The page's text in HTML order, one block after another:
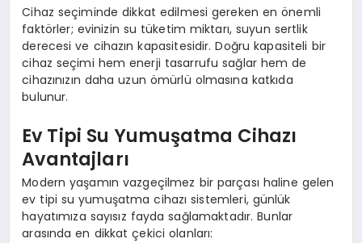
Cihaz seçiminde dikkat edilmesi gereken en önemli
faktörler; evinizin su tüketim miktarı, suyun sertlik
derecesi ve cihazın kapasitesidir. Doğru kapasiteli bir
cihaz seçimi hem enerji tasarrufu sağlar hem de
cihazınızın daha uzun ömürlü olmasına katkıda
bulunur.
Ev Tipi Su Yumuşatma Cihazı
Avantajları
Modern yaşamın vazgeçilmez bir parçası haline gelen
ev tipi su yumuşatma cihazı sistemleri, günlük
hayatımıza sayısız fayda sağlamaktadır. Bunlar
arasında en dikkat çekici olanları: